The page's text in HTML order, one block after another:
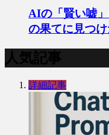
AIの「賢い嘘
の果てに見つ
人気記事
詳細記事